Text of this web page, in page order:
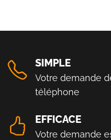
SIMPLE
Votre demande
téléphone
EFFICACE
Votre demande